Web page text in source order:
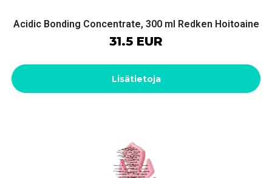
Acidic Bonding Concentrate, 300 ml Redken Hoitoaine
31.5 EUR
Lisätietoja